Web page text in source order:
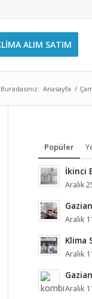
ALIM SATIM
Buradasınız: Anasayfa /
Popüler
İkinci
Aralık
Aralık
Klima
Aralık
Aralık